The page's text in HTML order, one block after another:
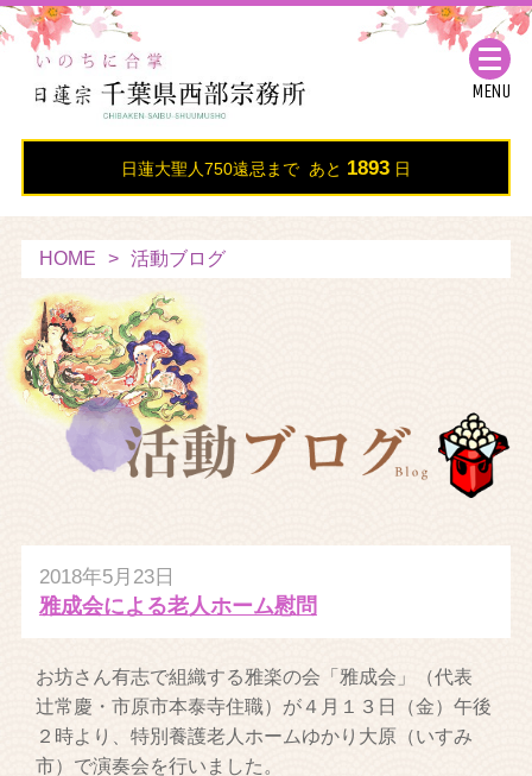
MENU
日蓮大聖人750遠忌まで あと 1893 日
HOME 活動ブログ
2018年5月23日
雅成会による老人ホーム慰問
お坊さん有志で組織する雅楽の会「雅成会」（代表
辻常慶・市原市本泰寺住職）が４月１３日（金）午後
２時より、特別養護老人ホームゆかり大原（いすみ
市）で演奏会を行いました。